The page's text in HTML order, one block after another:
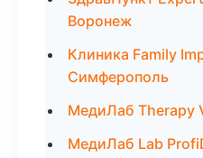
Воронеж
Клиника Family
Симферополь
МедиЛаб Therapy
МедиЛаб Lab